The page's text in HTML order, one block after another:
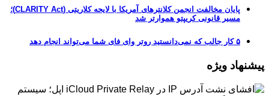
پایان مخالفت انجمن کلانترهای آمریکا با لایحه کلاریتی (CLARITY Act)؛
مسیر قانونی کریپتو هموارتر شد
۵ کار جالب که نمی‌دانستید روتر وای فای شما می‌تواند انجام دهد
پیشنهاد ویژه